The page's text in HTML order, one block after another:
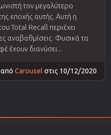
τον μεγαλύτερο
εποχής αυτής. Αυτή η
Total Recall περιέχει
αναβαθμίσεις. Φυσικά τα
έχουν διανύσει...
από Carouselστις 10/12/2020